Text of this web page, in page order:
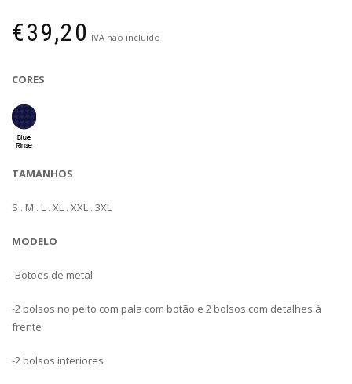
€39,20 IVA não incluído
CORES
TAMANHOS
S . M . L . XL . XXL . 3XL
MODELO
-Botões de metal
-2 bolsos no peito com pala com botão e 2 bolsos com detalhes à
frente
-2 bolsos interiores